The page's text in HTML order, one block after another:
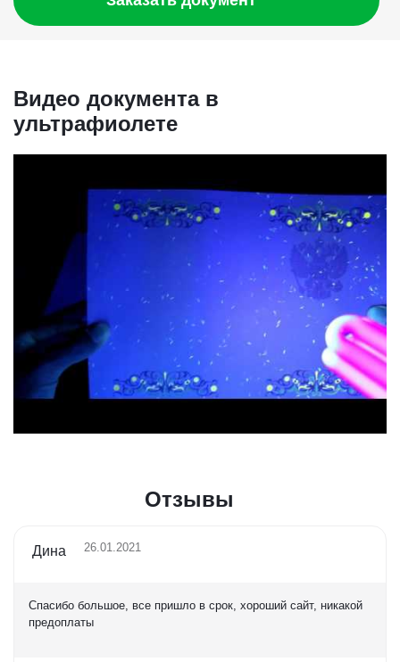
Видео документа в
ультрафиолете
Отзывы
Дина 26.01.2021
Спасибо большое, все пришло в срок, хороший сайт, никакой
предоплаты